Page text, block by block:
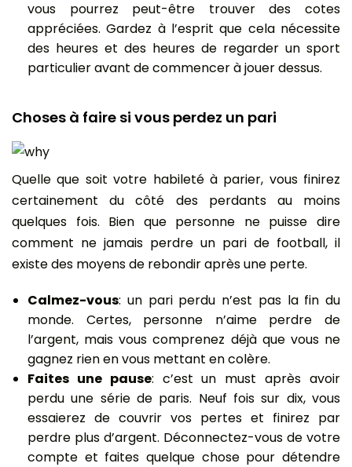
vous pourrez peut-être trouver des cotes
appréciées. Gardez à l’esprit que cela nécessite
des heures et des heures de regarder un sport
particulier avant de commencer à jouer dessus.
Choses à faire si vous perdez un pari
Quelle que soit votre habileté à parier, vous finirez
certainement du côté des perdants au moins
quelques fois. Bien que personne ne puisse dire
comment ne jamais perdre un pari de football, il
existe des moyens de rebondir après une perte.
Calmez-vous: un pari perdu n’est pas la fin du
monde. Certes, personne n’aime perdre de
l’argent, mais vous comprenez déjà que vous ne
gagnez rien en vous mettant en colère.
Faites une pause: c’est un must après avoir
perdu une série de paris. Neuf fois sur dix, vous
essaierez de couvrir vos pertes et finirez par
perdre plus d’argent. Déconnectez-vous de votre
compte et faites quelque chose pour détendre